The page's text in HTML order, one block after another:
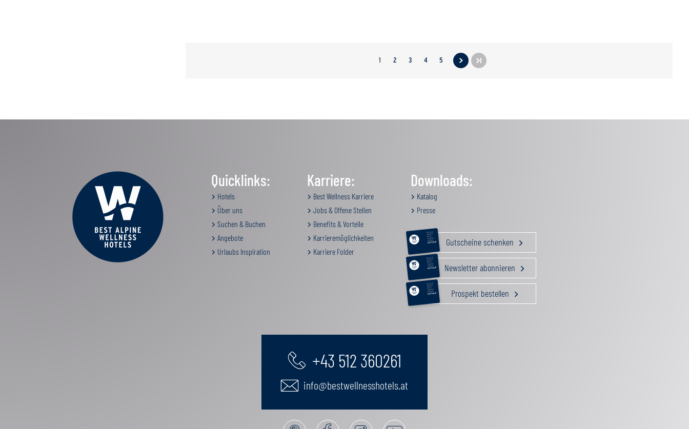
1 2 3 4 5
Quicklinks:
Hotels
Über uns
Suchen & Buchen
Angebote
Urlaubs Inspiration
Karriere:
Best Wellness Karriere
Jobs & Offene Stellen
Benefits & Vorteile
Karrieremöglichkeiten
Karriere Folder
Downloads:
Katalog
Presse
RELAX &
BEAUTY
AKTIV
GENUSS
FAMILIE
GUTSCHEIN Gutscheine schenken
RELAX &
BEAUTY
AKTIV
GENUSS
FAMILIE
GUTSCHEIN Newsletter abonnieren
RELAX &
BEAUTY
AKTIV
GENUSS
FAMILIE
GUTSCHEIN Prospekt bestellen
+43 512 360261
info@bestwellnesshotels.at